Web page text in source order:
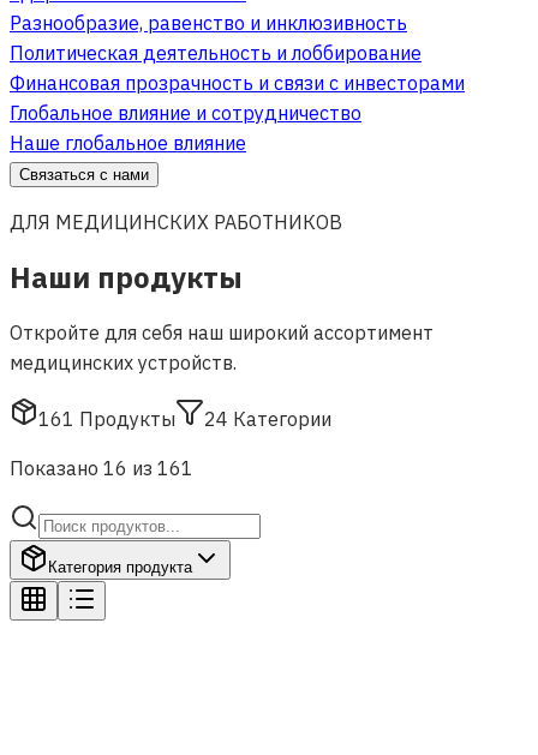
Разнообразие, равенство и инклюзивность
Политическая деятельность и лоббирование
Финансовая прозрачность и связи с инвесторами
Глобальное влияние и сотрудничество
Наше глобальное влияние
Связаться с нами
ДЛЯ МЕДИЦИНСКИХ РАБОТНИКОВ
Наши продукты
Откройте для себя наш широкий ассортимент
медицинских устройств.
161 Продукты 24 Категории
Показано 16 из 161
Категория продукта